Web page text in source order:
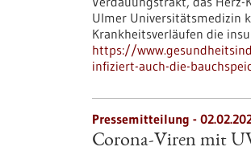
Ulmer Universitätsmedizin
Krankheitsverläufen die
https://
infiziert-auch-die-
Pressemitteilung -
Corona-Viren mit